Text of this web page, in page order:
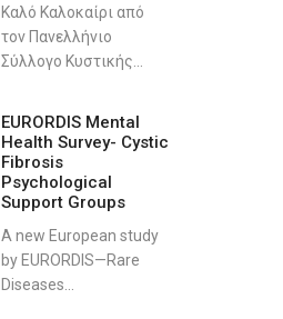
Καλό Καλοκαίρι από
τον Πανελλήνιο
Σύλλογο Κυστικής...
EURORDIS Mental
Health Survey- Cystic
Fibrosis
Psychological
Support Groups
A new European study
by EURORDIS—Rare
Diseases...